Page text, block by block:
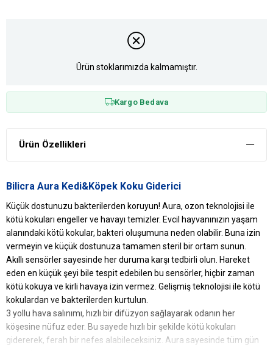
Ürün stoklarımızda kalmamıştır.
Kargo Bedava
Ürün Özellikleri
Bilicra Aura Kedi&Köpek Koku Giderici
Küçük dostunuzu bakterilerden koruyun! Aura, ozon teknolojisi ile
kötü kokuları engeller ve havayı temizler. Evcil hayvanınızın yaşam
alanındaki kötü kokular, bakteri oluşumuna neden olabilir. Buna izin
vermeyin ve küçük dostunuza tamamen steril bir ortam sunun.
Akıllı sensörler sayesinde her duruma karşı tedbirli olun. Hareket
eden en küçük şeyi bile tespit edebilen bu sensörler, hiçbir zaman
kötü kokuya ve kirli havaya izin vermez. Gelişmiş teknolojisi ile kötü
kokulardan ve bakterilerden kurtulun.
3 yollu hava salınımı, hızlı bir difüzyon sağlayarak odanın her
köşesine nüfuz eder. Bu sayede hızlı bir şekilde kötü kokuları
gidererek, ferah bir nefes alabileceksiniz. Aura sayesinde tüm gün